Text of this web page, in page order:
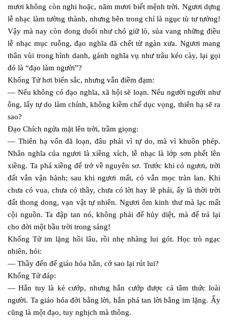
mươi không còn nghi hoặc, năm mươi biết mệnh trời. Ngươi dựng
lễ nhạc làm tường thành, nhưng bên trong chỉ là ngục tù tư tưởng!
Vậy mà nay còn dong duổi như chó giữ lò, sủa vang những điều
lễ nhạc mục ruỗng, đạo nghĩa đã chết từ ngàn xưa. Ngươi mang
thân vùi trong hình danh, gánh nghĩa vụ như trâu kéo cày, lại gọi
đó là “đạo làm người”?
Khổng Tử hơi biến sắc, nhưng vẫn điềm đạm:
— Nếu không có đạo nghĩa, xã hội sẽ loạn. Nếu người người như
ông, lấy tự do làm chính, không kiềm chế dục vọng, thiên hạ sẽ ra
sao?
Đạo Chích ngửa mặt lên trời, trầm giọng:
— Thiên hạ vốn đã loạn, đâu phải vì tự do, mà vì khuôn phép.
Nhân nghĩa của ngươi là xiềng xích, lễ nhạc là lớp sơn phết lên
xiềng. Ta phá xiềng để trở về nguyên sơ. Trước khi có ngươi, trời
đất vẫn vận hành; sau khi ngươi mất, cỏ vẫn mọc tràn lan. Khi
chưa có vua, chưa có thầy, chưa có lời hay lẽ phải, ấy là thời trời
đất thong dong, vạn vật tự nhiên. Ngươi ôm kinh thư mà lạc mất
cội nguồn. Ta đập tan nó, không phải để hủy diệt, mà để trả lại
cho đời một bầu trời trong sáng!
Khổng Tử im lặng hồi lâu, rồi nhẹ nhàng lui gót. Học trò ngạc
nhiên, hỏi:
— Thầy đến để giáo hóa hắn, cớ sao lại rút lui?
Khổng Tử đáp:
— Hắn tuy là kẻ cướp, nhưng hắn cướp được cả tâm thức loài
người. Ta giáo hóa đời bằng lời, hắn phá tan lời bằng im lặng. Ấy
cũng là một đạo, tuy nghịch mà thông.